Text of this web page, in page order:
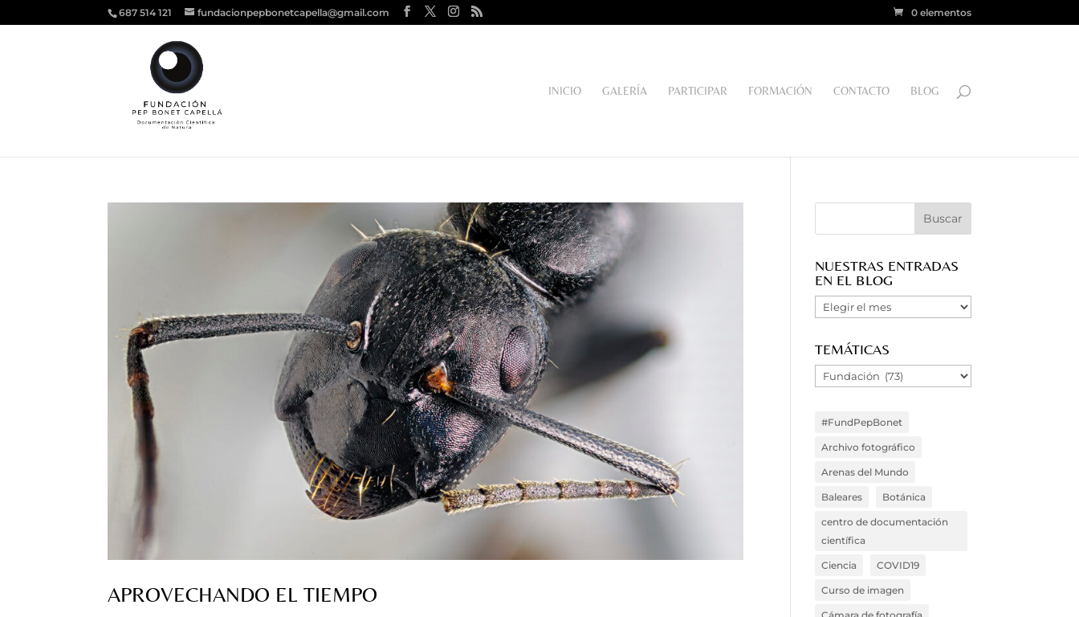
687 514 121 fundacionpepbonetcapella@gmail.com 0 elementos
INICIO GALERÍA PARTICIPAR FORMACIÓN CONTACTO BLOG
APROVECHANDO EL TIEMPO
NUESTRAS ENTRADAS
EN EL BLOG
Nuestras
Entradas
el
Blog
TEMÁTICAS
Temáticas
#FundPepBonet
Archivo fotográfico
Arenas del Mundo
Baleares Botánica
centro de documentación
científica
Ciencia COVID19
Curso de imagen